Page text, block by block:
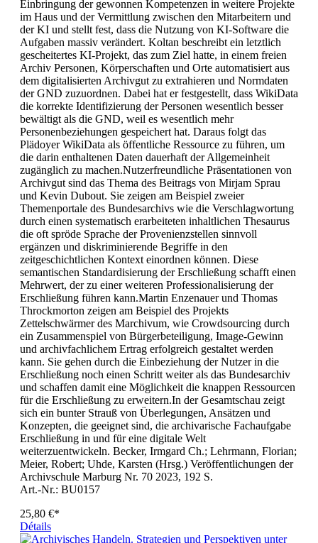
Einbringung der gewonnen Kompetenzen in weitere Projekte
im Haus und der Vermittlung zwischen den Mitarbeitern und
der KI und stellt fest, dass die Nutzung von KI-Software die
Aufgaben massiv verändert. Koltan beschreibt ein letztlich
gescheitertes KI-Projekt, das zum Ziel hatte, in einem freien
Archiv Personen, Körperschaften und Orte automatisiert aus
dem digitalisierten Archivgut zu extrahieren und Normdaten
der GND zuzuordnen. Dabei hat er festgestellt, dass WikiData
die korrekte Identifizierung der Personen wesentlich besser
bewältigt als die GND, weil es wesentlich mehr
Personenbeziehungen gespeichert hat. Daraus folgt das
Plädoyer WikiData als öffentliche Ressource zu führen, um
die darin enthaltenen Daten dauerhaft der Allgemeinheit
zugänglich zu machen.Nutzerfreundliche Präsentationen von
Archivgut sind das Thema des Beitrags von Mirjam Sprau
und Kevin Dubout. Sie zeigen am Beispiel zweier
Themenportale des Bundesarchivs wie die Verschlagwortung
durch einen systematisch erarbeiteten inhaltlichen Thesaurus
die oft spröde Sprache der Provenienzstellen sinnvoll
ergänzen und diskriminierende Begriffe in den
zeitgeschichtlichen Kontext einordnen können. Diese
semantischen Standardisierung der Erschließung schafft einen
Mehrwert, der zu einer weiteren Professionalisierung der
Erschließung führen kann.Martin Enzenauer und Thomas
Throckmorton zeigen am Beispiel des Projekts
Zettelschwärmer des Marchivum, wie Crowdsourcing durch
ein Zusammenspiel von Bürgerbeteiligung, Image-Gewinn
und archivfachlichem Ertrag erfolgreich gestaltet werden
kann. Sie gehen durch die Einbeziehung der Nutzer in die
Erschließung noch einen Schritt weiter als das Bundesarchiv
und schaffen damit eine Möglichkeit die knappen Ressourcen
für die Erschließung zu erweitern.In der Gesamtschau zeigt
sich ein bunter Strauß von Überlegungen, Ansätzen und
Konzepten, die geeignet sind, die archivarische Fachaufgabe
Erschließung in und für eine digitale Welt
weiterzuentwickeln. Becker, Irmgard Ch.; Lehrmann, Florian;
Meier, Robert; Uhde, Karsten (Hrsg.) Veröffentlichungen der
Archivschule Marburg Nr. 70 2023, 192 S.
Art.-Nr.: BU0157
25,80 €*
Détails